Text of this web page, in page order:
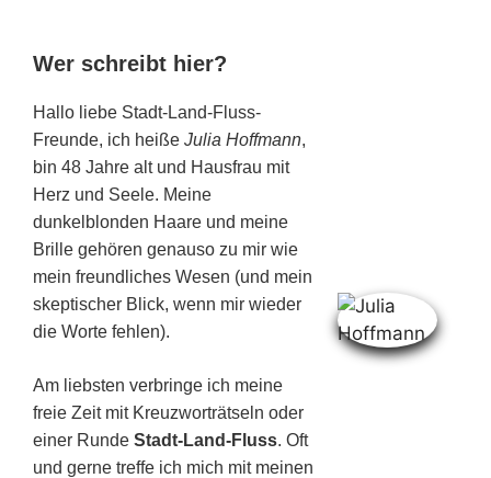
Wer schreibt hier?
Hallo liebe Stadt-Land-Fluss-
Freunde, ich heiße Julia Hoffmann,
bin 48 Jahre alt und Hausfrau mit
Herz und Seele. Meine
dunkelblonden Haare und meine
Brille gehören genauso zu mir wie
mein freundliches Wesen (und mein
skeptischer Blick, wenn mir wieder
die Worte fehlen).
Am liebsten verbringe ich meine
freie Zeit mit Kreuzworträtseln oder
einer Runde Stadt-Land-Fluss. Oft
und gerne treffe ich mich mit meinen